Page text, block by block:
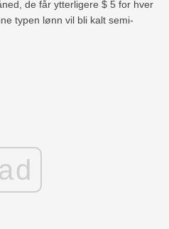
de får ytterligere $ 5 for hver
typen lønn vil bli kalt semi-
ad